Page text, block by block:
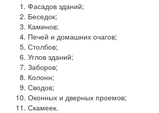
Фасадов зданий;
Беседок;
Каминов;
Печей и домашних очагов;
Столбов;
Углов зданий;
Заборов;
Колонн;
Сводов;
Оконных и дверных проемов;
Скамеек.